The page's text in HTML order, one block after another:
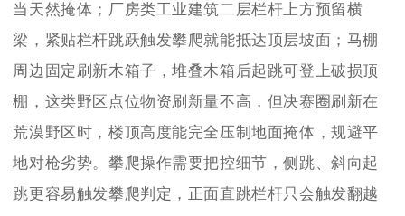
当天然掩体；厂房类工业建筑二层栏杆上方预留横
梁，紧贴栏杆跳跃触发攀爬就能抵达顶层坡面；马棚
周边固定刷新木箱子，堆叠木箱后起跳可登上破损顶
棚，这类野区点位物资刷新量不高，但决赛圈刷新在
荒漠野区时，楼顶高度能完全压制地面掩体，规避平
地对枪劣势。攀爬操作需要把控细节，侧跳、斜向起
跳更容易触发攀爬判定，正面直跳栏杆只会触发翻越